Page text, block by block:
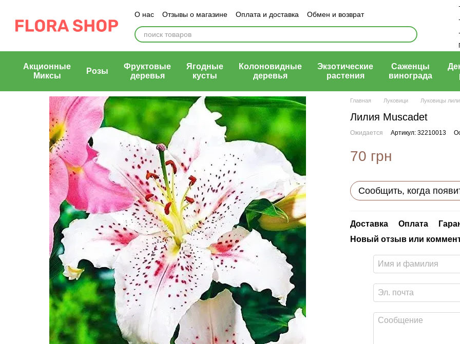
О нас Отзывы о магазине Оплата и доставка
Обмен и возврат
Блог магазина
Публичный договор (оферта)
Акционные
Миксы
Розы
Фруктовые
деревья
Ягодные
кусты
Колоновидные
деревья
Экзотические
растения
Саженцы
винограда
Главная Луковици Луковицы
Лилия Muscadet
Ожидается Артикул: 32210013
70 грн
Сообщить, когда
Доставка Оплата
Новый отзыв или